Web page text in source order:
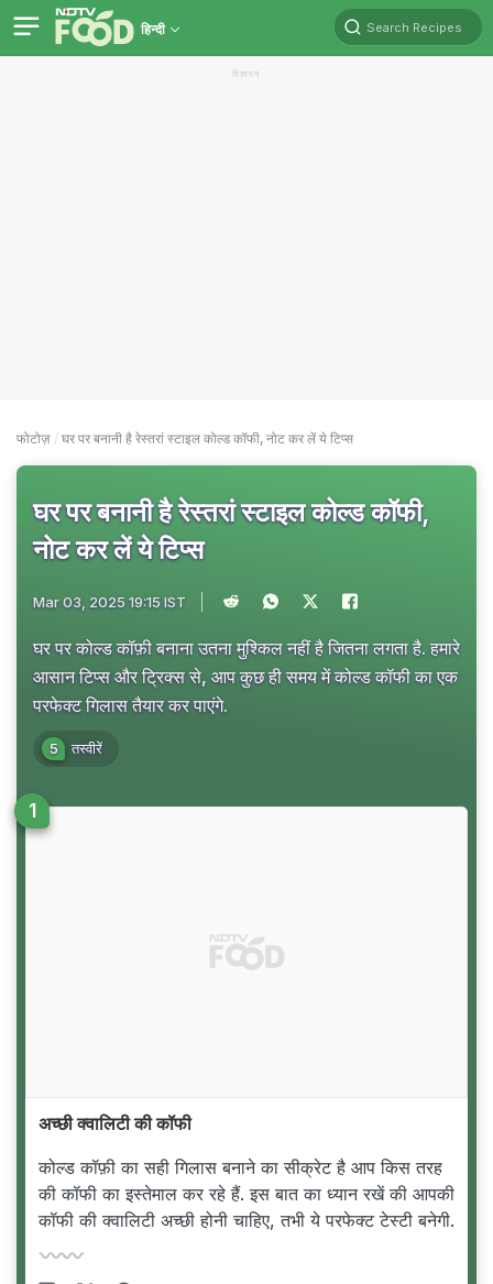
हिन्दी Search Recipes
विज्ञापन
फोटोज़ घर पर बनानी है रेस्तरां स्टाइल कोल्ड कॉफी, नोट कर लें ये टिप्स
घर पर बनानी है रेस्तरां स्टाइल कोल्ड कॉफी,
नोट कर लें ये टिप्स
Mar 03, 2025 19:15 IST
घर पर कोल्ड कॉफ़ी बनाना उतना मुश्किल नहीं है जितना लगता है. हमारे
आसान टिप्स और ट्रिक्स से, आप कुछ ही समय में कोल्ड कॉफी का एक
परफेक्ट गिलास तैयार कर पाएंगे.
5 तस्वीरें
अच्छी क्वालिटी की कॉफी
कोल्ड कॉफ़ी का सही गिलास बनाने का सीक्रेट है आप किस तरह
की कॉफी का इस्तेमाल कर रहे हैं. इस बात का ध्यान रखें की आपकी
कॉफी की क्वालिटी अच्छी होनी चाहिए, तभी ये परफेक्ट टेस्टी बनेगी.